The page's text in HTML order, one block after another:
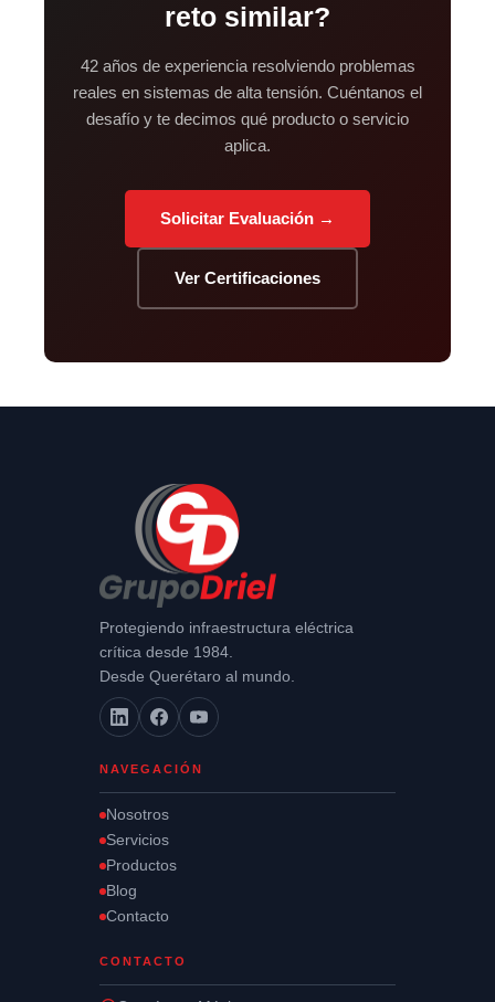
reto similar?
42 años de experiencia resolviendo problemas
reales en sistemas de alta tensión. Cuéntanos el
desafío y te decimos qué producto o servicio
aplica.
Solicitar Evaluación →
Ver Certificaciones
Protegiendo infraestructura eléctrica
crítica desde 1984.
Desde Querétaro al mundo.
NAVEGACIÓN
Nosotros
Servicios
Productos
Blog
Contacto
CONTACTO